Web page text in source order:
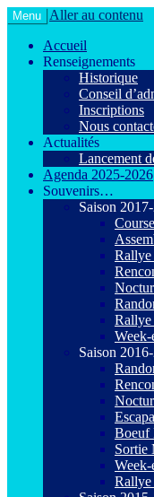
Agiot VTT
Le VTT loisir
Menu
Aller au contenu
Accueil
Renseignements
Historique
Conseil
Inscriptions
Nous
Actualités
Lancement
Agenda 2025-2026
Souvenirs…
Saison
Rallye
Rallye
Saison
Boeuf
Sortie